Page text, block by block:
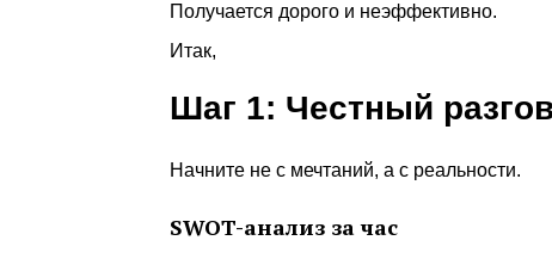
Получается дорого и неэффективно.
Итак,
Шаг 1: Честный
Начните не с мечтаний, а с реальности.
SWOT-анализ за час